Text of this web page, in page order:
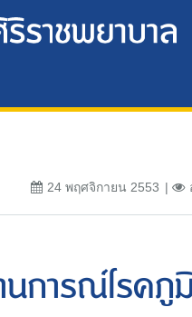
24 พฤศจิกายน 2553
การณ์โรคภู